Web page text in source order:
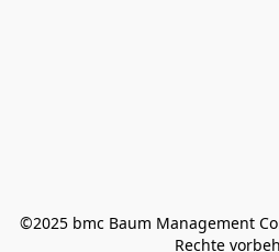
©2025 bmc Baum Management
Rechte